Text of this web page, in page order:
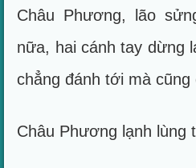
Châu Phương, lão
nữa, hai cánh tay dừng
chẳng đánh tới mà cũng
Châu Phương lạnh lùng